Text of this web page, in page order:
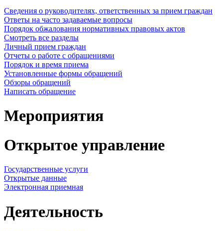
Сведения о руководителях, ответственных за прием граждан
Ответы на часто задаваемые вопросы
Порядок обжалования нормативных правовых актов
Смотреть все разделы
Личный прием граждан
Отчеты о работе с обращениями
Порядок и время приема
Установленные формы обращений
Обзоры обращений
Написать обращение
Мероприятия
Открытое управление
Государственные услуги
Открытые данные
Электронная приемная
Деятельность